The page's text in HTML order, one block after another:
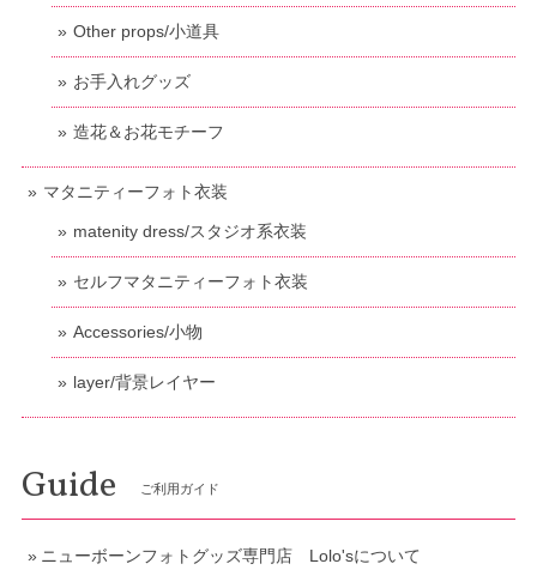
Other props/小道具
お手入れグッズ
造花＆お花モチーフ
マタニティーフォト衣装
matenity dress/スタジオ系衣装
セルフマタニティーフォト衣装
Accessories/小物
layer/背景レイヤー
Guide ご利用ガイド
ニューボーンフォトグッズ専門店 Lolo'sについて